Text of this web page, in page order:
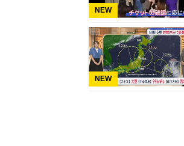
NEW
NEW